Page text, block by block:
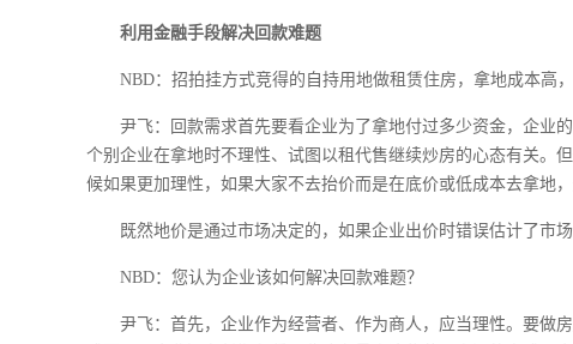
利用金融手段解决回款难题
NBD：招拍挂方式竞得的自持用地做租赁住房，拿地成本高
尹飞：回款需求首先要看企业为了拿地付过多少资金，企业
个别企业在拿地时不理性、试图以租代售继续炒房的心态有关。
候如果更加理性，如果大家不去抬价而是在底价或低成本去拿地
既然地价是通过市场决定的，如果企业出价时错误估计了市
NBD：您认为企业该如何解决回款难题？
尹飞：首先，企业作为经营者、作为商人，应当理性。要做